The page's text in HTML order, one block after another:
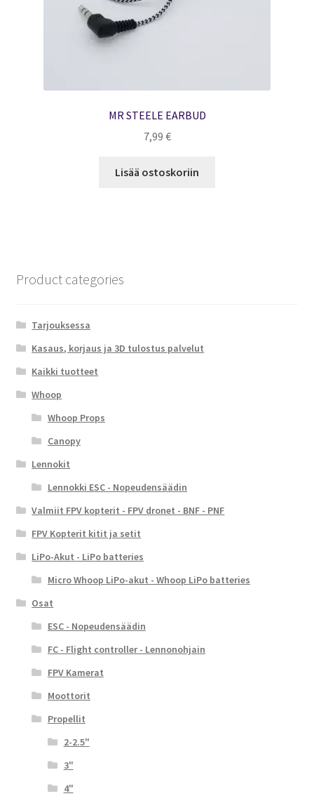
MR STEELE EARBUD
7,99 €
Lisää ostoskoriin
Product categories
Tarjouksessa
Kasaus, korjaus ja 3D tulostus palvelut
Kaikki tuotteet
Whoop
Whoop Props
Canopy
Lennokit
Lennokki ESC - Nopeudensäädin
Valmiit FPV kopterit - FPV dronet - BNF - PNF
FPV Kopterit kitit ja setit
LiPo-Akut - LiPo batteries
Micro Whoop LiPo-akut - Whoop LiPo batteries
Osat
ESC - Nopeudensäädin
FC - Flight controller - Lennonohjain
FPV Kamerat
Moottorit
Propellit
2-2.5"
3"
4"